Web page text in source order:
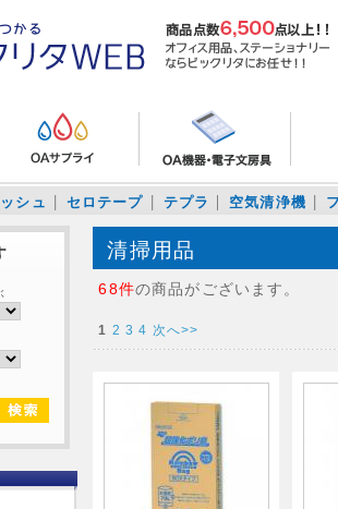
シュ セロテープ テプラ 空気清浄機
清掃用品
68件の商品がございます。
1 2 3 4 次へ>>